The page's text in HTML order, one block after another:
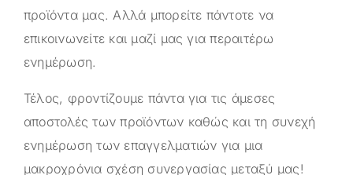
προϊόντα μας. Αλλά μπορείτε πάντοτε να
επικοινωνείτε και μαζί μας για περαιτέρω
ενημέρωση.
Τέλος, φροντίζουμε πάντα για τις άμεσες
αποστολές των προϊόντων καθώς και τη συνεχή
ενημέρωση των επαγγελματιών για μια
μακροχρόνια σχέση συνεργασίας μεταξύ μας!